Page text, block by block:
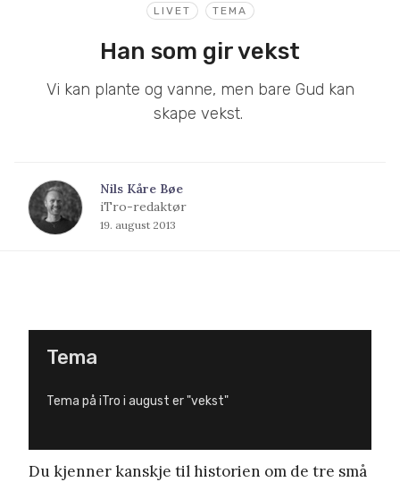
LIVET TEMA
Han som gir vekst
Vi kan plante og vanne, men bare Gud kan
skape vekst.
Nils Kåre Bøe
iTro-redaktør
19. august 2013
Tema
Tema på iTro i august er "vekst"
Du kjenner kanskje til historien om de tre små